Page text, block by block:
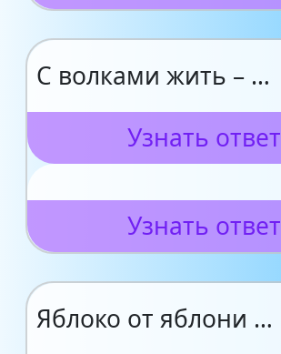
С волками жить – …
Узнать ответ
Узнать ответ
Яблоко от яблони …